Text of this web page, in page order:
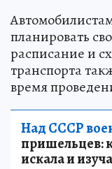
планировать
расписание и
транспорта
время
Над СССР
пришельцев:
искала и